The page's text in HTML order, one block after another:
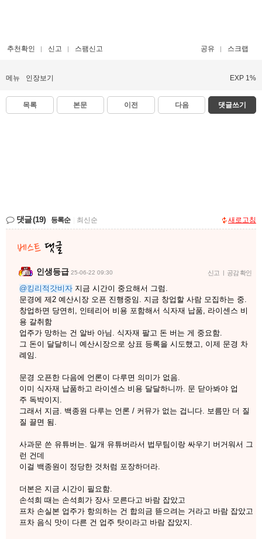
추천확인 신고 스팸신고 공유 스크랩
메뉴 인장보기 EXP 1%
목록 본문 이전 다음 댓글쓰기
댓글(19) 등록순 최신순 새로고침
인생등급 25-06-22 09:30 신고 | 공감 확인
@킹리적갓비자 지금 시간이 중요해서 그럼.
문경에 제2 예산시장 오픈 진행중임. 지금 창업할 사람 모집하는 중.
창업하면 당연히, 인테리어 비용 포함해서 식자재 납품, 라이센스 비
용 갈취함
업주가 망하는 건 알바 아님. 식자재 팔고 돈 버는 게 중요함.
그 돈이 달달히니 예산시장으로 상표 등록을 시도했고, 이제 문경 차
례임.
문경 오픈한 다음에 언론이 다루면 의미가 없음.
이미 식자재 납품하고 라이센스 비용 달달하니까. 문 닫아봐야 업
주 독박이지.
그래서 지금. 백종원 다루는 언론 / 커뮤가 없는 겁니다. 보름만 더 질
질 끌면 됨.
사과문 쓴 유튜버는. 일개 유튜버라서 법무팀이랑 싸우기 버거워서 그
런 건데
이걸 백종원이 정당한 것처럼 포장하더라.
더본은 지금 시간이 필요함.
손석희 때는 손석희가 장사 모른다고 바람 잡았고
프차 손실본 업주가 항의하는 건 합의금 뜯으려는 거라고 바람 잡았고
프차 음식 맛이 다른 건 업주 탓이라고 바람 잡았지.